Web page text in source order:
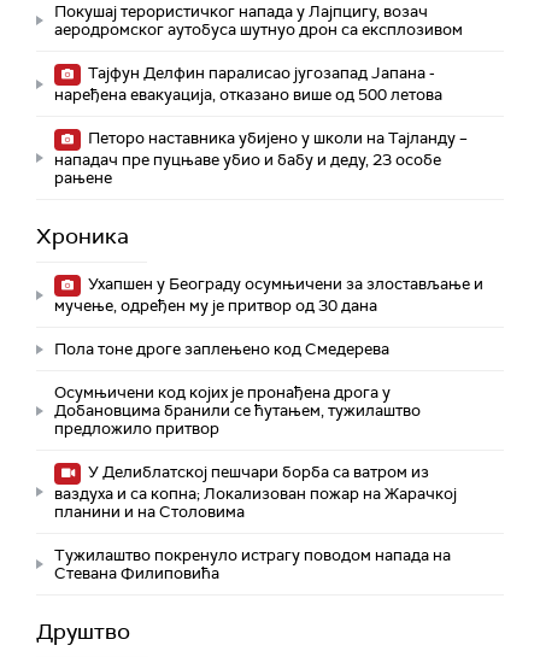
Покушај терористичког напада у Лајпцигу, возач
аеродромског аутобуса шутнуо дрон са експлозивом
Тајфун Делфин паралисао југозапад Јапана -
наређена евакуација, отказано више од 500 летова
Петоро наставника убијено у школи на Тајланду –
нападач пре пуцњаве убио и бабу и деду, 23 особе
рањене
Хроника
Ухапшен у Београду осумњичени за злостављање и
мучење, одређен му је притвор од 30 дана
Пола тоне дроге заплењено код Смедерева
Осумњичени код којих је пронађена дрога у
Добановцима бранили се ћутањем, тужилаштво
предложило притвор
У Делиблатској пешчари борба са ватром из
ваздуха и са копна; Локализован пожар на Жарачкој
планини и на Столовима
Тужилаштво покренуло истрагу поводом напада на
Стевана Филиповића
Друштво